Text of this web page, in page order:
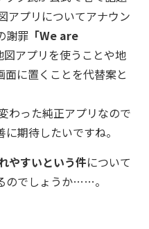
アプリについてアナウン
謝罪「We are
図アプリを使うことや地
に置くことを代替案と
わった純正アプリなので
期待したいですね。
やすいという件について
のでしょうか……。